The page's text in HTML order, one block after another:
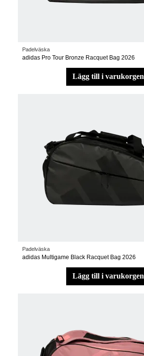
Padelväska
adidas Pro Tour Bronze Racquet Bag 2026
lägg till i varukorgen
Padelväska
adidas Multigame Black Racquet Bag 2026
lägg till i varukorgen